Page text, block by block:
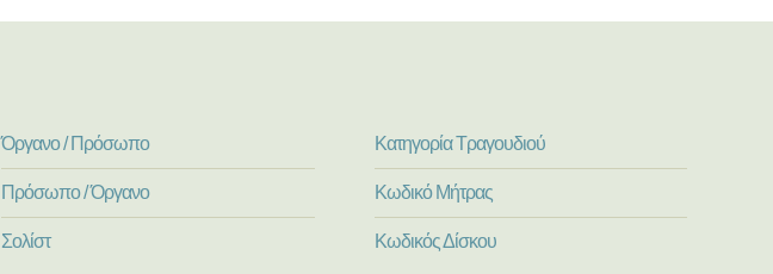
Όργανο / Πρόσωπο
Πρόσωπο / Όργανο
Σολίστ
Κατηγορία Τραγουδιού
Κωδικό Μήτρας
Κωδικός Δίσκου